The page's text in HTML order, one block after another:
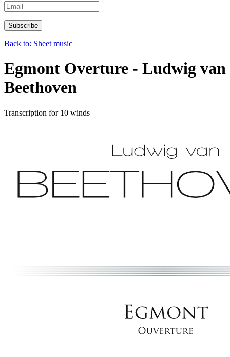
Back to: Sheet music
Egmont Overture - Ludwig van
Beethoven
Transcription for 10 winds